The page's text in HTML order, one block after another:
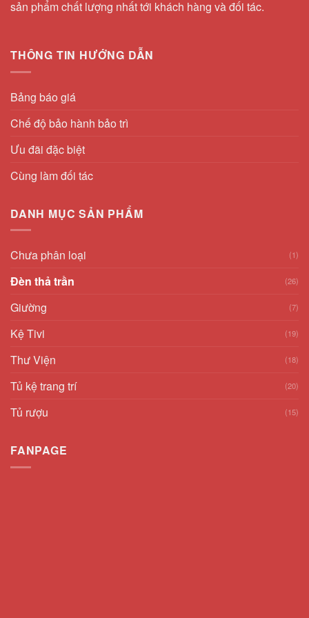
sản phẩm chất lượng nhất tới khách hàng và đối tác.
THÔNG TIN HƯỚNG DẪN
Bảng báo giá
Chế độ bảo hành bảo trì
Ưu đãi đặc biệt
Cùng làm đối tác
DANH MỤC SẢN PHẨM
Chưa phân loại (1)
Đèn thả trần (26)
Giường (7)
Kệ Tivi (19)
Thư Viện (18)
Tủ kệ trang trí (20)
Tủ rượu (15)
FANPAGE